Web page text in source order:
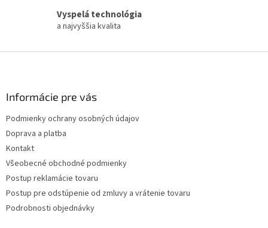
Vyspelá technológia
a najvyššia kvalita
Informácie pre vás
Podmienky ochrany osobných údajov
Doprava a platba
Kontakt
Všeobecné obchodné podmienky
Postup reklamácie tovaru
Postup pre odstúpenie od zmluvy a vrátenie tovaru
Podrobnosti objednávky